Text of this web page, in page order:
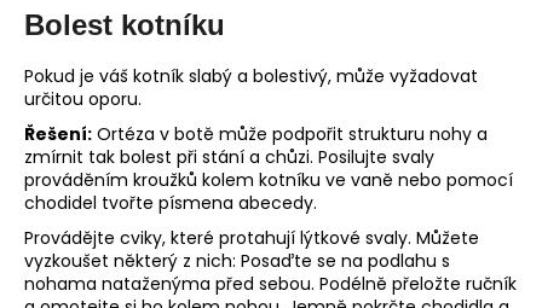
Bolest kotníku
Pokud je váš kotník slabý a bolestivý, může vyžadovat
určitou oporu.
Řešení: Ortéza v botě může podpořit strukturu nohy a
zmírnit tak bolest při stání a chůzi. Posilujte svaly
prováděním kroužků kolem kotníku ve vaně nebo pomocí
chodidel tvořte písmena abecedy.
Provádějte cviky, které protahují lýtkové svaly. Můžete
vyzkoušet některý z nich: Posaďte se na podlahu s
nohama nataženýma před sebou. Podélně přeložte ručník